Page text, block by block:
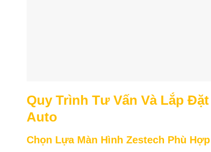
Quy Trình Tư Vấn Và Lắp
Auto
Chọn Lựa Màn Hình Zestech Phù